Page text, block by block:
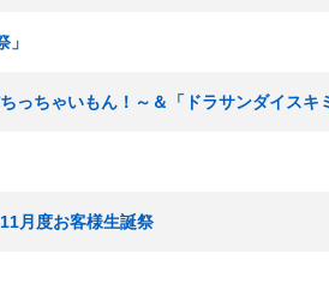
っちゃいもん！～＆「ドラサンダイスキ
月度お客様生誕祭